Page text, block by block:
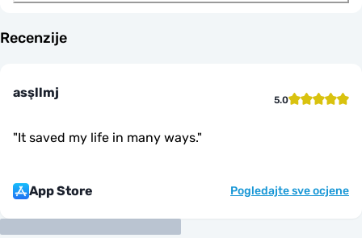
Recenzije
asşllmj 5.0
"It saved my life in many ways."
App Store Pogledajte sve ocjene